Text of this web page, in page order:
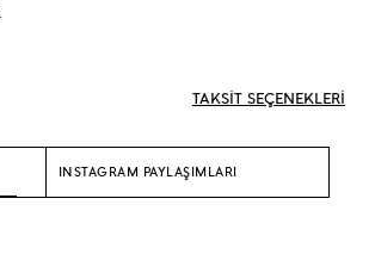
TAKSİT SEÇENEKLERİ
INSTAGRAM PAYLAŞIMLARI